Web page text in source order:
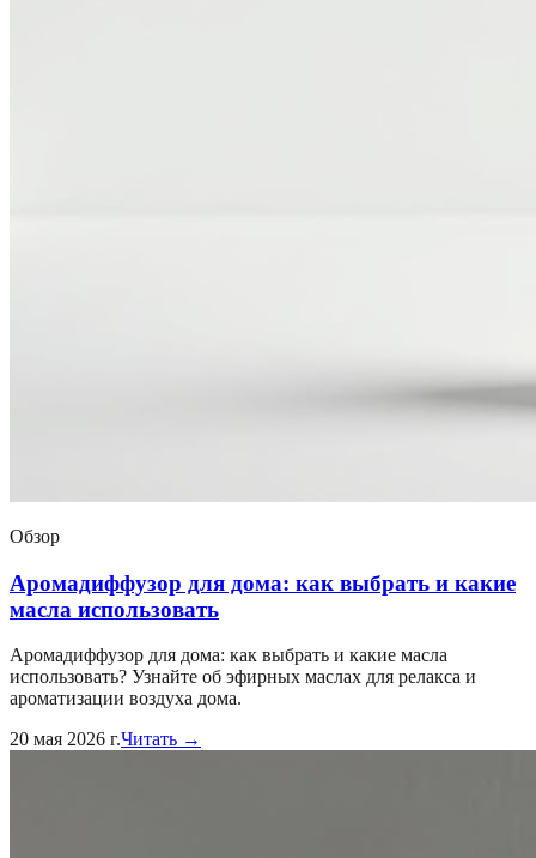
Обзор
Аромадиффузор для дома: как выбрать и какие
масла использовать
Аромадиффузор для дома: как выбрать и какие масла
использовать? Узнайте об эфирных маслах для релакса и
ароматизации воздуха дома.
20 мая 2026 г.Читать →